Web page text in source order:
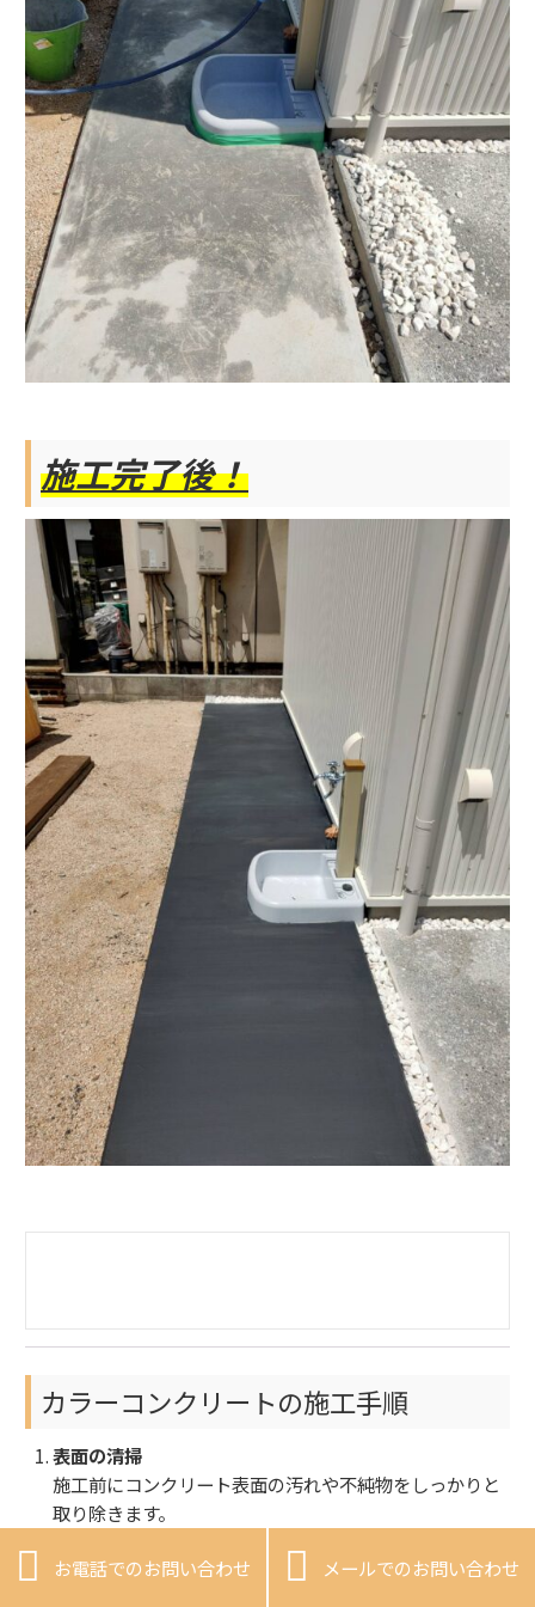
施工完了後！
カラーコンクリートの施工手順
表面の清掃
施工前にコンクリート表面の汚れや不純物をしっかりと
取り除きます。
塗料が均一に密着するよう、表面を平滑に整えます。
 お電話でのお問い合わせ  メールでのお問い合わせ